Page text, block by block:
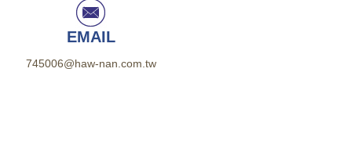
EMAIL
745006@haw-nan.com.tw